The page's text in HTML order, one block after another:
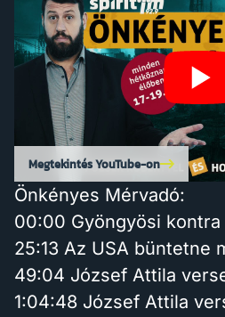
Megtekintés YouTube-on
Önkényes Mérvadó:
00:00 Gyöngyösi kontra
25:13 Az USA büntetne
49:04 József Attila
1:04:48 József Attila